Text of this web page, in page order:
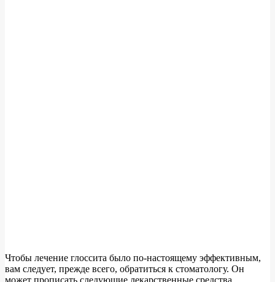
Чтобы лечение глоссита было по-настоящему эффективным,
вам следует, прежде всего, обратиться к стоматологу. Он
может прописать следующие лекарственные средства,